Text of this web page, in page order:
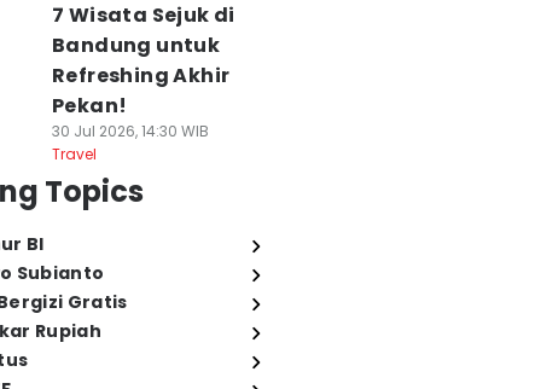
7 Wisata Sejuk di
Bandung untuk
Refreshing Akhir
Pekan!
30 Jul 2026, 14:30 WIB
Travel
Topics
BI
Subianto
Gratis
Rupiah